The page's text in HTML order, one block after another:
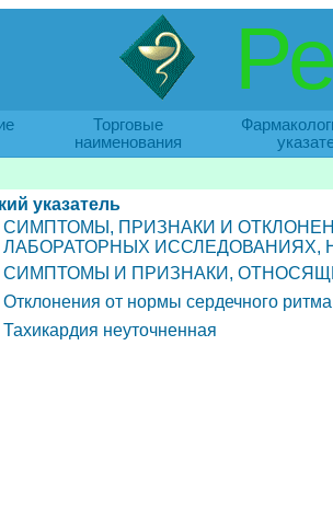
Торговые
наименования
указатель
СИМПТОМЫ, ПРИЗНАКИ И
ЛАБОРАТОРНЫХ ИССЛЕДОВАНИЯХ,
СИМПТОМЫ И ПРИЗНАКИ,
Отклонения от нормы сердечного ритма
Тахикардия неуточненная